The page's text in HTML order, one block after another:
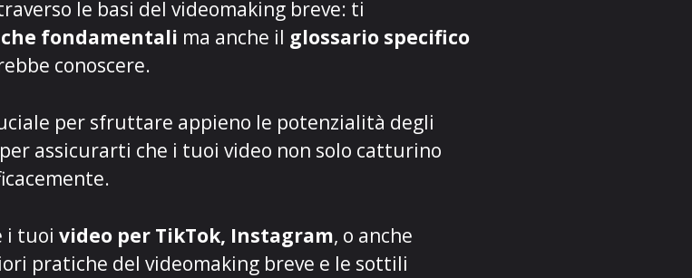
le basi del videomaking breve: ti
fondamentali ma anche il glossario specifico
conoscere.
per sfruttare appieno le potenzialità degli
assicurarti che i tuoi video non solo catturino
i tuoi video per TikTok, Instagram, o anche
pratiche del videomaking breve e le sottili